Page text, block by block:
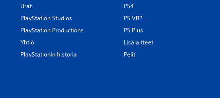
Urat
PlayStation Studios
PlayStation Productions
Yhtiö
PlayStationin historia
PS4
PS VR2
PS Plus
Lisälaitteet
Pelit